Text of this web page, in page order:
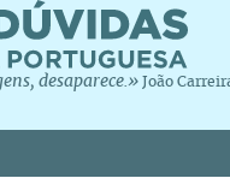
desaparece.» João